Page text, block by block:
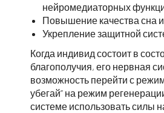
нейромедиаторных
Повышение качества сна и
Укрепление защитной
Когда индивид состоит в
благополучия, его нервная
возможность перейти с
убегай” на режим
системе использовать силы